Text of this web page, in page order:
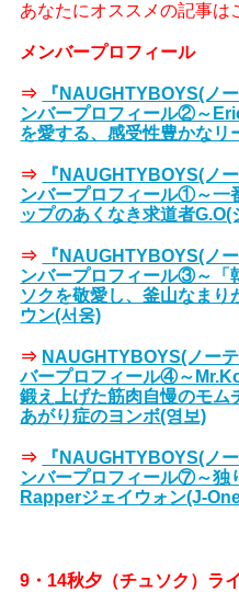
あなたにオススメの記事は
メンバープロフィール
⇒
『NAUGHTYBOYS(ノ
ンバープロフィール②～
を愛する、感受性豊かなリ
⇒
『NAUGHTYBOYS(ノ
ンバープロフィール①～一
ップのあくなき求道者G.O(
⇒
『NAUGHTYBOYS(ノ
ンバープロフィール③～「
ソクを敬愛し、釜山なまり
ウン(서웅)
⇒ NAUGHTYBOYS(ノー
バープロフィール④～
鍛え上げた筋肉自慢のモム
あがり症のヨンボ(영보)
⇒
『NAUGHTYBOYS(ノ
ンバープロフィール⑦～独
Rapperジェイウォン(J-
9・14秋夕（チュソク）ラ